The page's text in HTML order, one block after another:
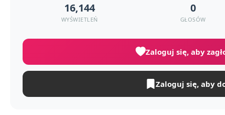
16,144
WYŚWIETLEŃ
0
GŁOSÓW
Zaloguj się, aby
Zaloguj się, aby